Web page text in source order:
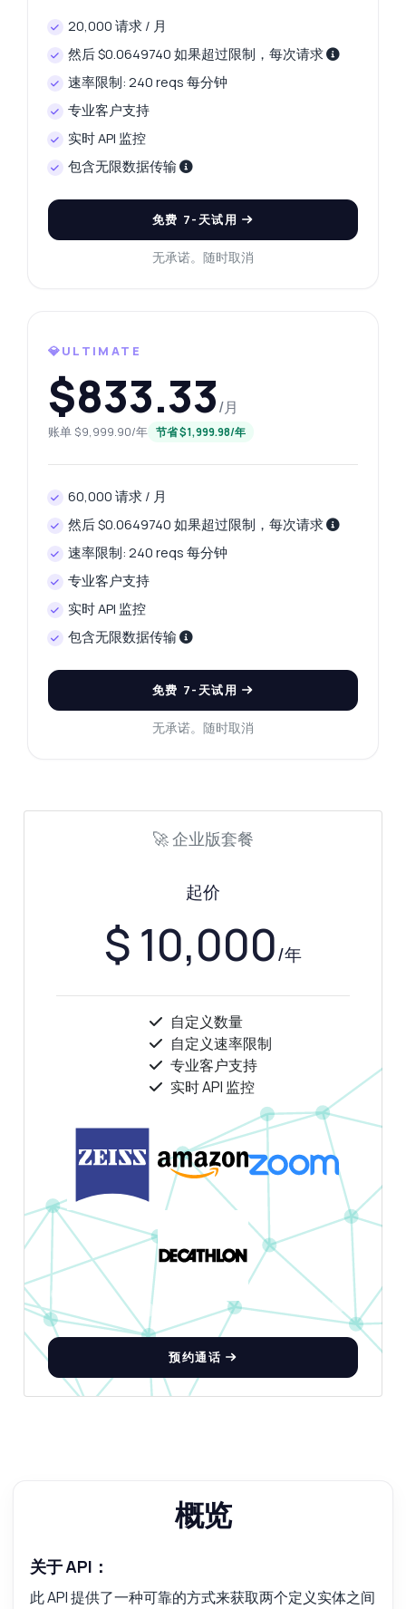
20,000 请求 / 月
然后 $0.0649740 如果超过限制，每次请求
速率限制: 240 reqs 每分钟
专业客户支持
实时 API 监控
包含无限数据传输
免费 7-天试用
无承诺。随时取消
💎ULTIMATE
$833.33/月
账单 $9,999.90/年 节省 $1,999.98/年
60,000 请求 / 月
然后 $0.0649740 如果超过限制，每次请求
速率限制: 240 reqs 每分钟
专业客户支持
实时 API 监控
包含无限数据传输
免费 7-天试用
无承诺。随时取消
🚀 企业版套餐
起价
$ 10,000/年
自定义数量
自定义速率限制
专业客户支持
实时 API 监控
预约通话
概览
关于 API：
此 API 提供了一种可靠的方式来获取两个定义实体之间
随便问
关于 汇率查找器 API 的解答
您好！关于 汇率查找器 API 的任何问题都可以